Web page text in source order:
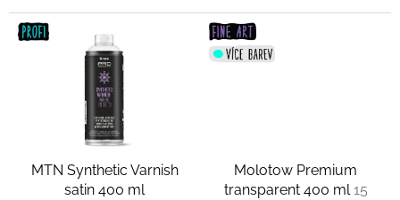
MTN Synthetic Varnish
satin 400 ml
Molotow Premium
transparent 400 ml15